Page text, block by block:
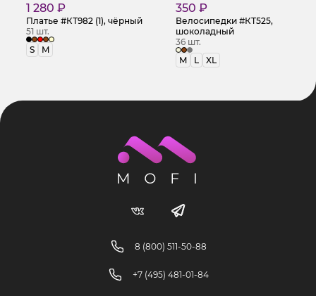
1 280 ₽
Платье #КТ982 (1), чёрный
51 шт.
S
M
350 ₽
Велосипедки #КТ525,
шоколадный
36 шт.
M
L XL
8 (800) 511-50-88
+7 (495) 481-01-84